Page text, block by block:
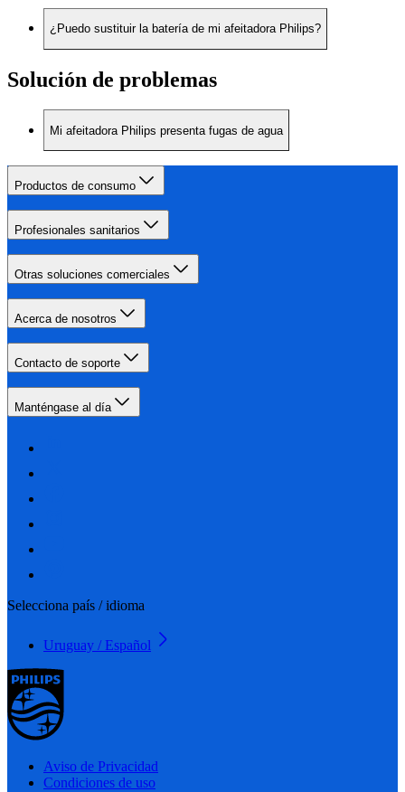
¿Puedo sustituir la batería de mi afeitadora Philips?
Solución de problemas
Mi afeitadora Philips presenta fugas de agua
Productos de consumo
Profesionales sanitarios
Otras soluciones comerciales
Acerca de nosotros
Contacto de soporte
Manténgase al día
Selecciona país / idioma
Uruguay / Español
Aviso de Privacidad
Condiciones de uso